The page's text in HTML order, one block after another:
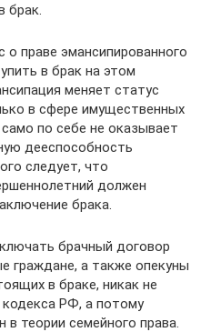
брак.
праве эмансипированного
в брак на этом
меняет статус
в сфере имущественных
по себе не оказывает
дееспособность
следует, что
должен
брака.
брачный договор
граждане, а также опекуны
в браке, никак не
кодекса РФ, а потому
теории семейного права.